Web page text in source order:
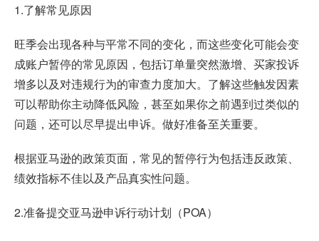
1.了解常见原因
旺季会出现各种与平常不同的变化，而这些变化可能会变
成账户暂停的常见原因，包括订单量突然激增、买家投诉
增多以及对违规行为的审查力度加大。了解这些触发因素
可以帮助你主动降低风险，甚至如果你之前遇到过类似的
问题，还可以尽早提出申诉。做好准备至关重要。
根据亚马逊的政策页面，常见的暂停行为包括违反政策、
绩效指标不佳以及产品真实性问题。
2.准备提交亚马逊申诉行动计划（POA）